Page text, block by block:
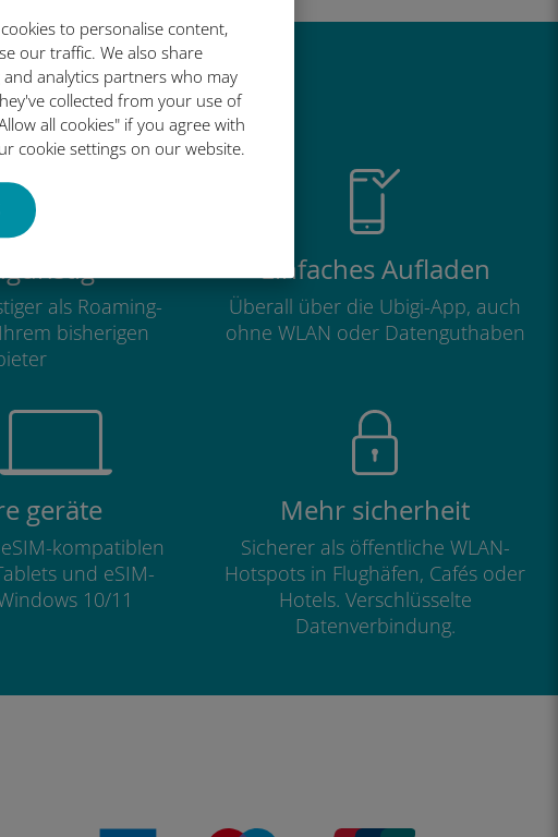
to personalise content,
our traffic. We also share
analytics partners who may
collected from your use of
all cookies" if you agree with
cookie settings on our website.
so großartig
als Roaming-
bisherigen
Einfaches Aufladen
Überall über die Ubigi-App, auch
ohne WLAN oder Datenguthaben
geräte
kompatiblen
und eSIM-
10/11
Mehr sicherheit
Sicherer als öffentliche WLAN-
Hotspots in Flughäfen, Cafés oder
Hotels. Verschlüsselte
Datenverbindung.